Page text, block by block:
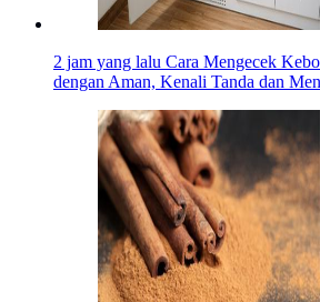
2 jam yang lalu Cara Mengecek
dengan Aman, Kenali Tanda dan